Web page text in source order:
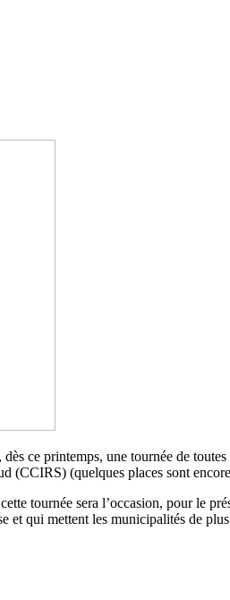
ce printemps, une tournée de
(CCIRS) (quelques places sont
tournée sera l’occasion, pour le
et qui mettent les municipalités de